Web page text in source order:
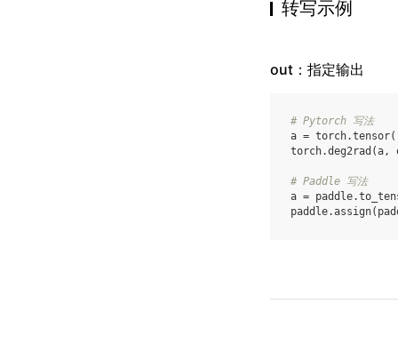
转写示例
out：指定输出
# Pytorch 写法
a = torch.tensor
torch.deg2rad (a,
# Paddle 写法
a = paddle.
paddle.assign(